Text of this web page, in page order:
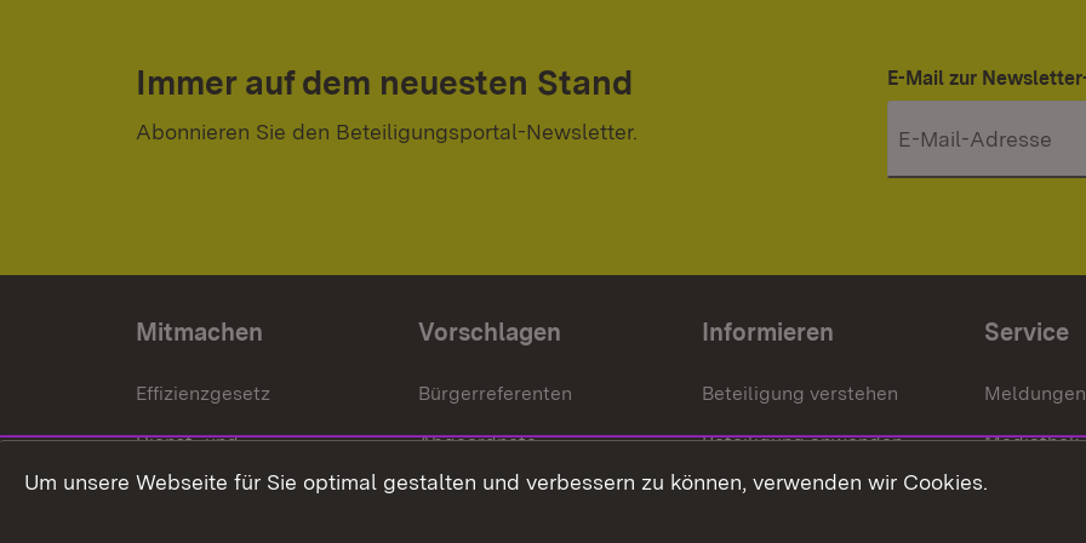
Immer auf dem neuesten Stand
Abonnieren Sie den Beteiligungsportal-Newsletter.
E-Mail zur
Mitmachen
Effizienzgesetz
Dienst- und
Versorgungsbezüge
Vorschlagen
Bürgerreferenten
Abgeordnete
Bürgerbeauftragte
Informieren
Beteiligung verstehen
Beteiligung anwenden
Beteiligung stärken
Service
Meldungen
Mediathek
Um unsere Webseite für Sie optimal gestalten und verbessern zu können, verwenden wir Cookies.